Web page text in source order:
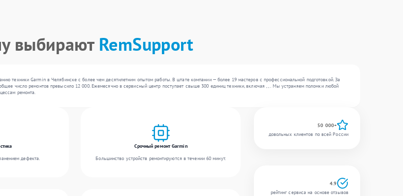
выбирают RemSupport
техники Garmin в Челябинске с более чем десятилетним опытом работы. В штате компании — более 19 мастеров с профессиональной подготовкой. За
число ремонтов превысило 12 000. Ежемесячно в сервисный центр поступает свыше 300 единиц техники, включая , , . Мы устраняем поломки любой
ремонта.
дефекта.
Срочный ремонт Garmin
Большинство устройств ремонтируются в течении 60 минут.
50 000+
довольных клиентов по всей России
4.9
рейтинг сервиса на основе отзывов